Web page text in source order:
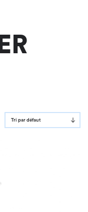
Tri par défaut